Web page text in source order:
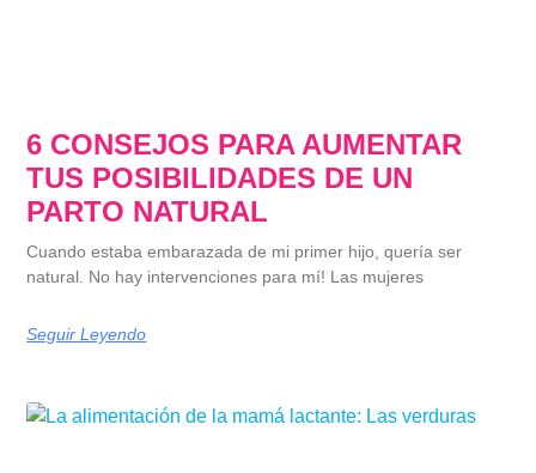
6 CONSEJOS PARA AUMENTAR
TUS POSIBILIDADES DE UN
PARTO NATURAL
Cuando estaba embarazada de mi primer hijo, quería ser
natural. No hay intervenciones para mí! Las mujeres
Seguir Leyendo